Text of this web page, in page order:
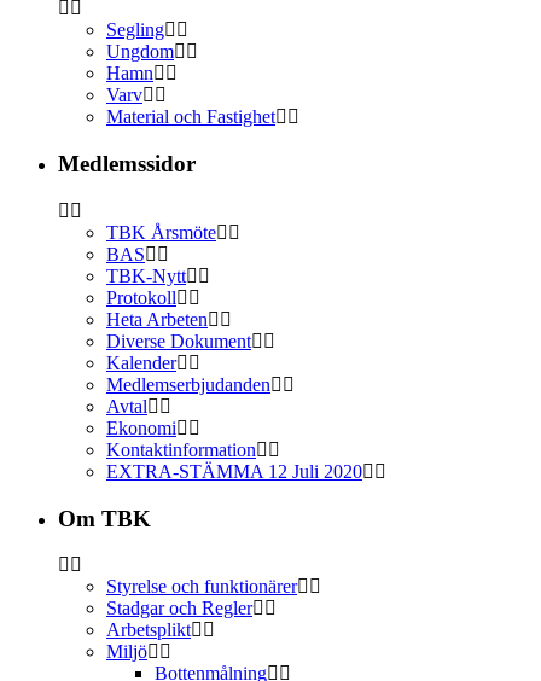
Segling
Ungdom
Hamn
Varv
Material och Fastighet
Medlemssidor
TBK Årsmöte
BAS
TBK-Nytt
Protokoll
Heta Arbeten
Diverse Dokument
Kalender
Medlemserbjudanden
Avtal
Ekonomi
Kontaktinformation
EXTRA-STÄMMA 12 Juli 2020
Om TBK
Styrelse och funktionärer
Stadgar och Regler
Arbetsplikt
Miljö
Bottenmålning